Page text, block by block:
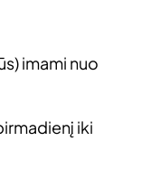
imami nuo
iki